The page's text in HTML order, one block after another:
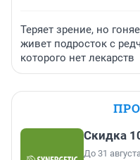
Теряет зрение, но
живет подросток с
которого нет лекарств
Скидка
До 31